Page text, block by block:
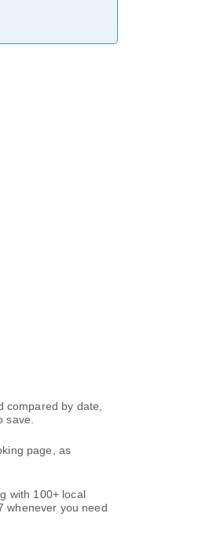
compared by date,
save.
page, as
with 100+ local
whenever you need